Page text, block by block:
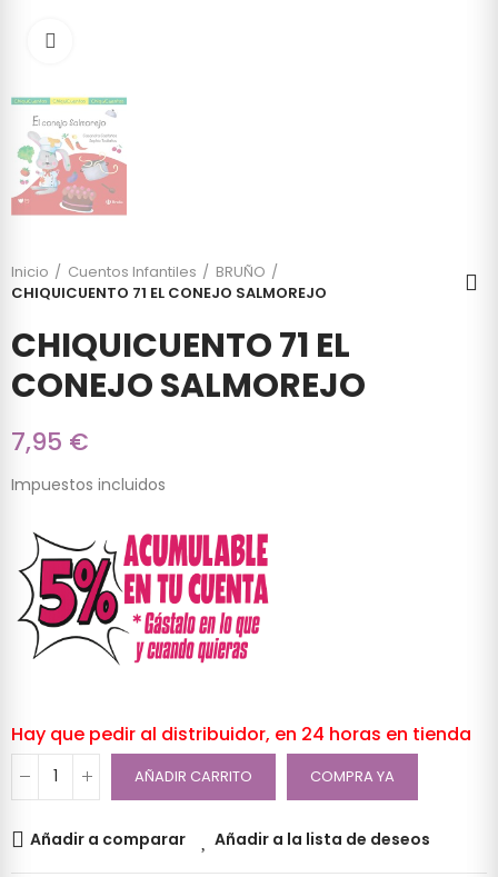
Inicio Cuentos Infantiles
BRUÑO
CHIQUICUENTO 71 EL CONEJO SALMOREJO
CHIQUICUENTO 71 EL
CONEJO SALMOREJO
7,95 €
Impuestos incluidos
Hay que pedir al distribuidor, en 24 horas en tienda
AÑADIR CARRITO COMPRA YA
Añadir a comparar Añadir a la lista de deseos